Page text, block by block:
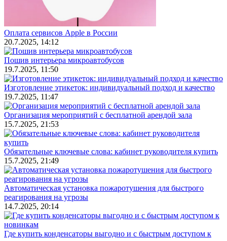
Оплата сервисов Apple в России
20.7.2025, 14:12
Пошив интерьера микроавтобусов
19.7.2025, 11:50
Изготовление этикеток: индивидуальный подход и качество
19.7.2025, 11:47
Организация мероприятий с бесплатной арендой зала
15.7.2025, 21:53
Обязательные ключевые слова: кабинет руководителя купить
15.7.2025, 21:49
Автоматическая установка пожаротушения для быстрого
реагирования на угрозы
14.7.2025, 20:14
Где купить конденсаторы выгодно и с быстрым доступом к